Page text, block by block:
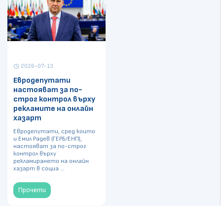
schedule 2026-07-13
Евродепутати
настояват за по-
строг контрол върху
рекламите на онлайн
хазарт
Евродепутати, сред които
и Емил Радев (ГЕРБ/ЕНП),
настояват за по-строг
контрол върху
рекламирането на онлайн
хазарт в социа ...
Прочети